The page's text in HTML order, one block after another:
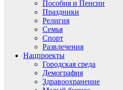
Пособия и Пенсии
Праздники
Религия
Семья
Спорт
Развлечения
Нацпроекты
Городская среда
Демография
Здравоохранение